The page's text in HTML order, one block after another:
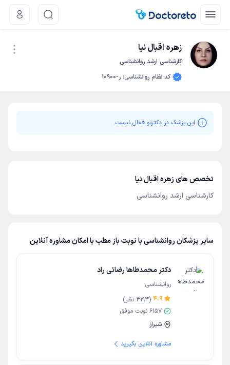
زهره اقبال نیا
کارشناسی ارشد روانشناسی
کد نظام روانشناسی: ر-10900
این پزشک در دکترتو فعال نیست.
تخصص های زهره اقبال نیا
کارشناسی ارشد روانشناسی
سایر پزشکان روانشناسی با نوبت باز مطب یا امکان مشاوره آنلاین
دکتر محمدطاها رضائی راد
روانشناسی
4.9
(
3193 نظر)
6157 نوبت موفق
شیراز
مشاوره آنلاین بگیرید